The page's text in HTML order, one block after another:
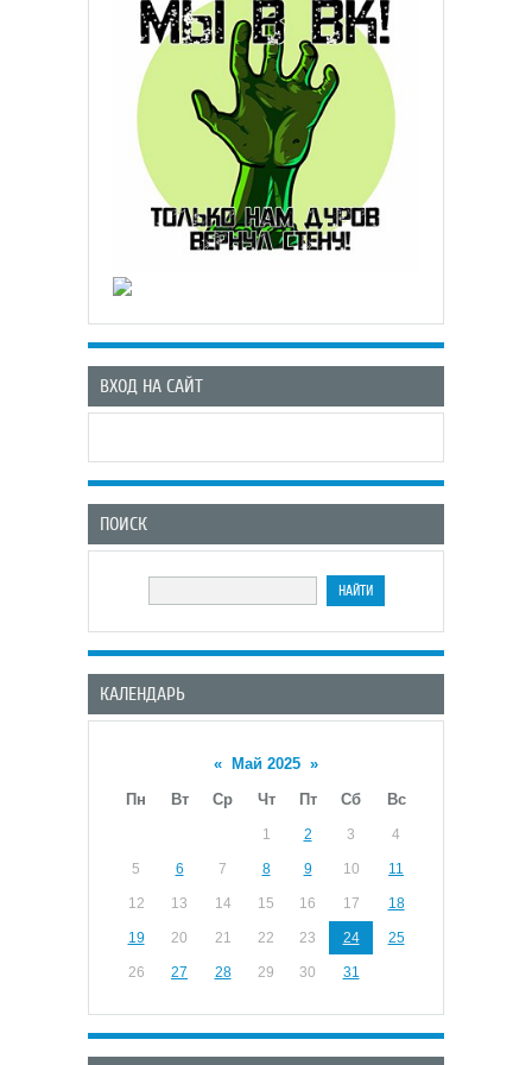
ВХОД НА САЙТ
ПОИСК
КАЛЕНДАРЬ
« Май 2025 »
Пн
Вт Ср Чт Пт Сб Вс
1 2 3 4
5 6 7 8 9 10 11
12 13 14 15 16 17 18
19 20 21 22 23 24 25
26 27 28 29 30 31